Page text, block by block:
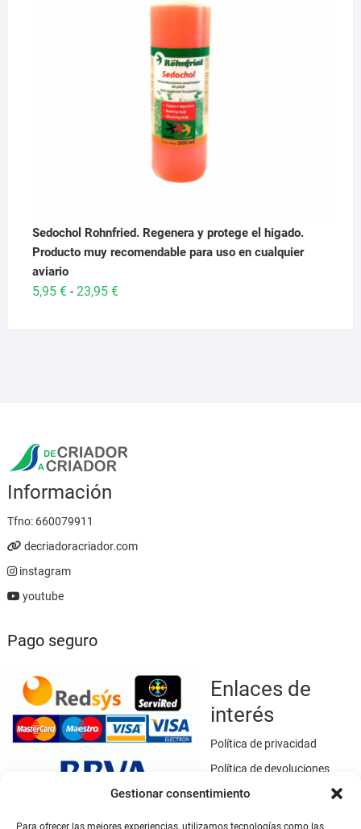
Gestionar consentimiento
Para ofrecer las mejores experiencias, utilizamos tecnologías como las
Sedochol Rohnfried. Regenera y protege el higado.
Producto muy recomendable para uso en cualquier
aviario
5,95 € - 23,95 €Rango
Información
Tfno: 660079911
decriadoracriador.com
instagram
youtube
Pago seguro
Enlaces de
interés
Política de privacidad
Política de devoluciones
Política de cookies
Términos y condiciones